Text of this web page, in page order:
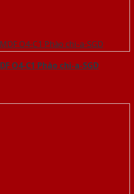
O4-C1 Phào chi-a-SGD